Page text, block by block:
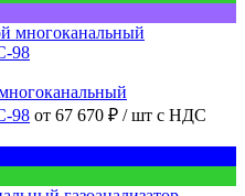
98 от 67 670 ₽ / шт с НДС